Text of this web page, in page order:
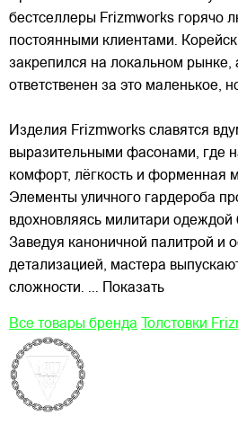
бестселлеры Frizmworks горячо
постоянными клиентами.
закрепился на локальном рынке,
ответственен за это маленькое,
Изделия Frizmworks славятся
выразительными фасонами, где
комфорт, лёгкость и форменная
Элементы уличного гардероба
вдохновляясь милитари
Заведуя каноничной палитрой и
детализацией, мастера
сложности. ... Показать
Все товары бренда Толстовки